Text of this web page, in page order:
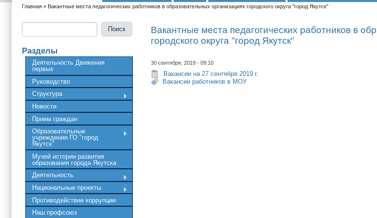
Вы здесь
Главная » Вакантные места педагогических работников в образовательных организациях городского округа "город Якутск"
Разделы
Деятельность Движения
первых
Руководство
Структура
Новости
Прием граждан
Образовательные
учреждения ГО "город
Якутск"
Музей истории развития
образования города Якутска
Деятельность
Национальные проекты
Противодействие коррупции
Наш профсоюз
Вакантные места педагогических работников в
городского округа "город Якутск"
30 сентября, 2019 - 09:10
Вакансии на 27 сентября 2019 г.
Вакансии работников в МОУ